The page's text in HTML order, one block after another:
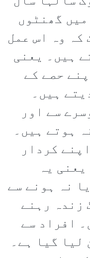
گھنٹوں
کہ وہ اس عمل
ہیں۔ یعنی
حصے کے
ہیں۔
سے اور
ہوتے ہیں۔
کردار
یہ
نہ ہونے سے
زندہ رہنے
افراد سے
لیا گیا ہے۔